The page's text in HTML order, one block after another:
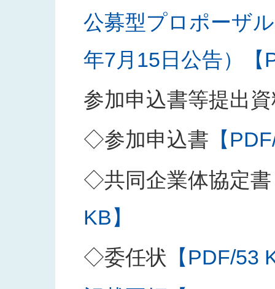
公募型プロポーザ
年7月15日公告）【
参加申込書等提出
◇参加申込書 【
◇共同企業体協定書
KB】
◇委任状 【PDF/53